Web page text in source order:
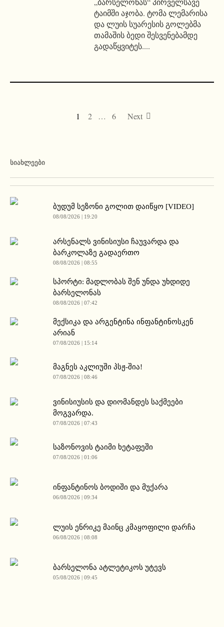
ტაიმში აჯობა. ტომა ლემარისა
და ლუის სუარესის გოლებმა
თამაშის ბედი შესვენებამდე
გადაწყვიტეს....
1 2 … 6 Next
ᲡᲘᲐᲮᲚᲔᲔᲑᲘ
ბუდუმ სეზონი გოლით დაიწყო [VIDEO]
08/08/2026 | 19:20
არსენალს ვინისიუსი ჩაუვარდა და
ბარკოლაზე გადაერთო
08/08/2026 | 08:55
სპორტი: მადლობას შენ უნდა უხდიდე
ბარსელონას
08/08/2026 | 07:42
მექსიკა და არგენტინა ინფანტინოსკენ
არიან
07/08/2026 | 15:14
მაგნეს აკლიუში პსჟ-შია!
07/08/2026 | 08:46
ვინისიუსის და დიომანდეს საქმეები
მოგვარდა.
07/08/2026 | 07:43
საზონოვის ტაიმი ხეტაფეში
07/08/2026 | 01:06
ინფანტინოს ბოდიში და მუქარა
06/08/2026 | 09:34
ლუის ენრიკე მაინც კმაყოფილი დარჩა
06/08/2026 | 08:08
ბარსელონა ატლეტიკოს უტევს
05/08/2026 | 09:45